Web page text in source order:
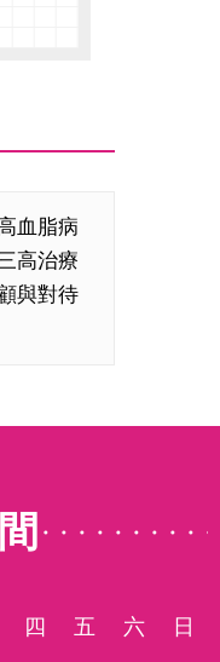
血脂病
高治療
與對待
四 五 六 日